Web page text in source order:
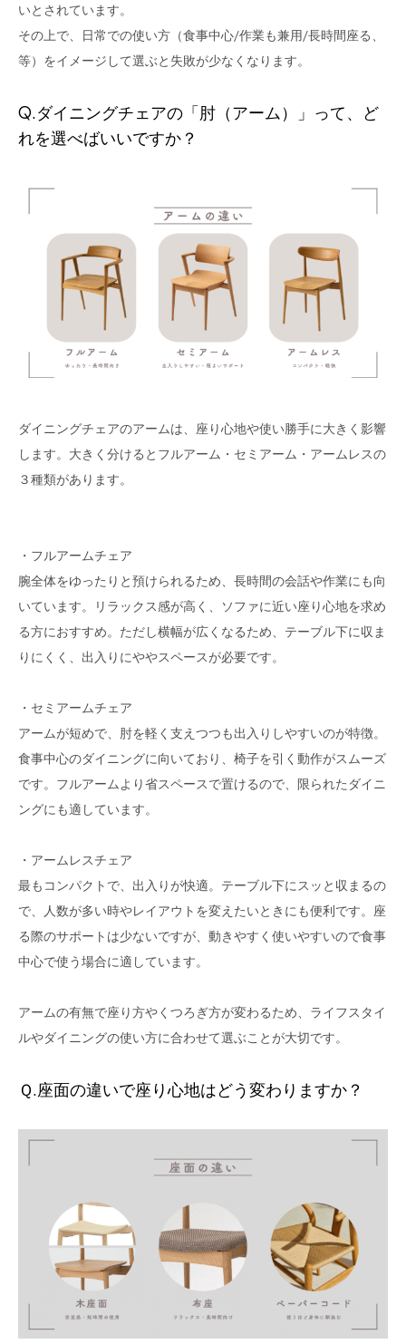
いとされています。
その上で、日常での使い方（食事中心/作業も兼用/長時間座る、
等）をイメージして選ぶと失敗が少なくなります。
Q.ダイニングチェアの「肘（アーム）」って、ど
れを選べばいいですか？
ダイニングチェアのアームは、座り心地や使い勝手に大きく影響
します。大きく分けるとフルアーム・セミアーム・アームレスの
３種類があります。
・フルアームチェア
腕全体をゆったりと預けられるため、長時間の会話や作業にも向
いています。リラックス感が高く、ソファに近い座り心地を求め
る方におすすめ。ただし横幅が広くなるため、テーブル下に収ま
りにくく、出入りにややスペースが必要です。
・セミアームチェア
アームが短めで、肘を軽く支えつつも出入りしやすいのが特徴。
食事中心のダイニングに向いており、椅子を引く動作がスムーズ
です。フルアームより省スペースで置けるので、限られたダイニ
ングにも適しています。
・アームレスチェア
最もコンパクトで、出入りが快適。テーブル下にスッと収まるの
で、人数が多い時やレイアウトを変えたいときにも便利です。座
る際のサポートは少ないですが、動きやすく使いやすいので食事
中心で使う場合に適しています。
アームの有無で座り方やくつろぎ方が変わるため、ライフスタイ
ルやダイニングの使い方に合わせて選ぶことが大切です。
Ｑ.座面の違いで座り心地はどう変わりますか？